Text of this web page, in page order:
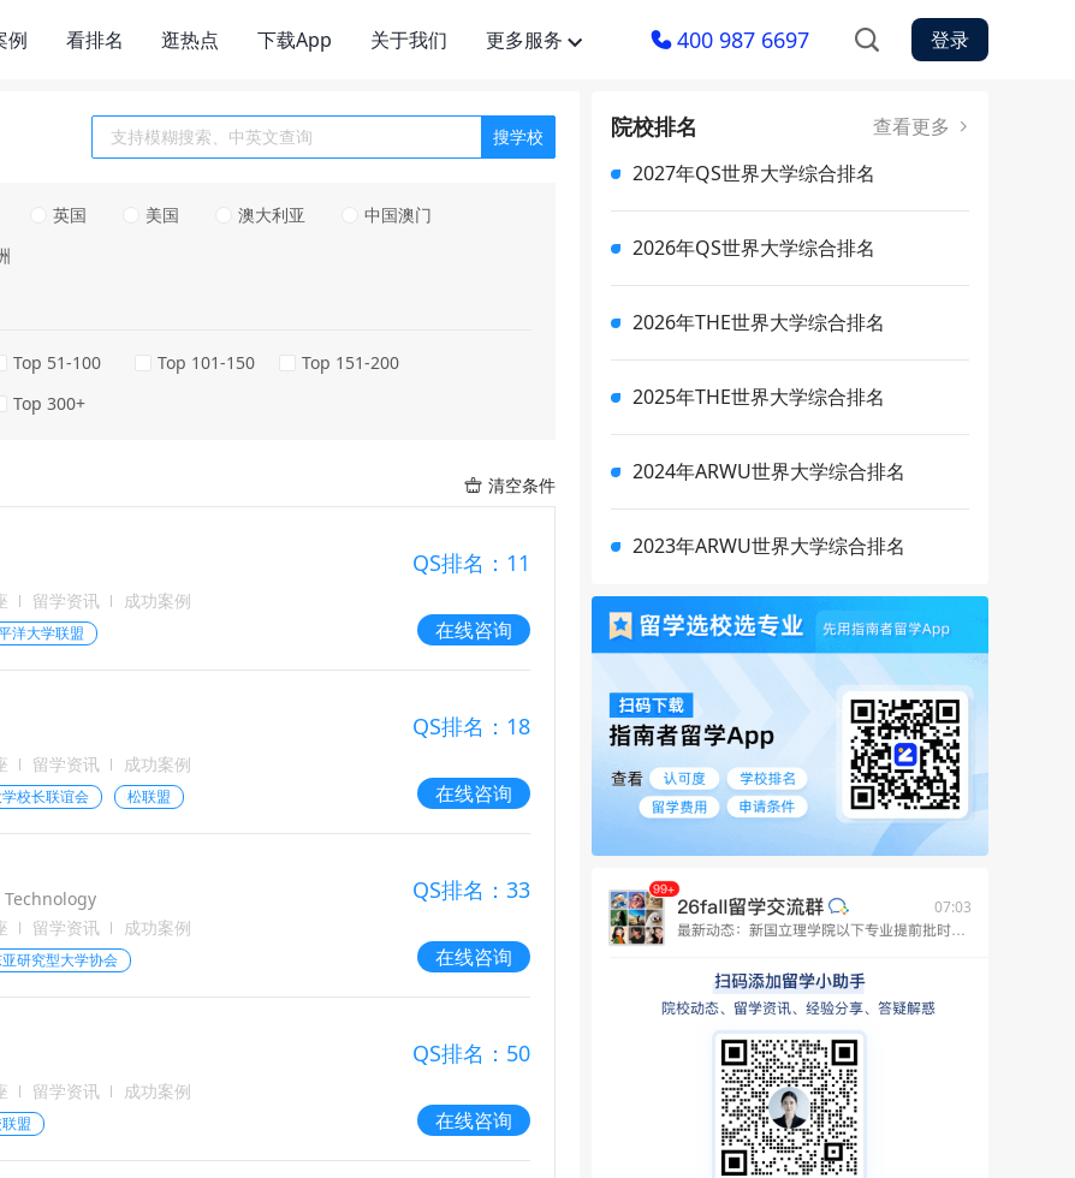
例 看排名 逛热点 下载App 关于我们 更多服务 400 987 6697 登录
搜学校
英国 美国 澳大利亚
中国澳门
Top 51-100 Top 101-150
Top 151-200
Top 300+
清空条件
留学资讯 成功案例
洋大学联盟
QS排名：11
在线咨询
留学资讯 成功案例
校长联谊会 松联盟
QS排名：18
在线咨询
留学资讯 成功案例
研究型大学协会
QS排名：33
在线咨询
留学资讯 成功案例
盟
QS排名：50
在线咨询
院校排名
查看更多
2027年QS世界大学综合排名
2026年QS世界大学综合排名
2026年THE世界大学综合排名
2025年THE世界大学综合排名
2024年ARWU世界大学综合排名
2023年ARWU世界大学综合排名
07:03